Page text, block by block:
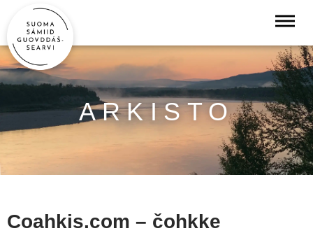
ARKISTO
Coahkis.com – čohkke